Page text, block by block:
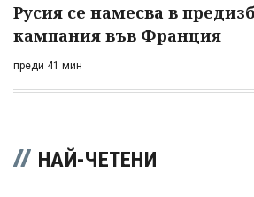
Русия се намесва в
кампания във Франция
преди 41 мин
НАЙ-ЧЕТЕНИ